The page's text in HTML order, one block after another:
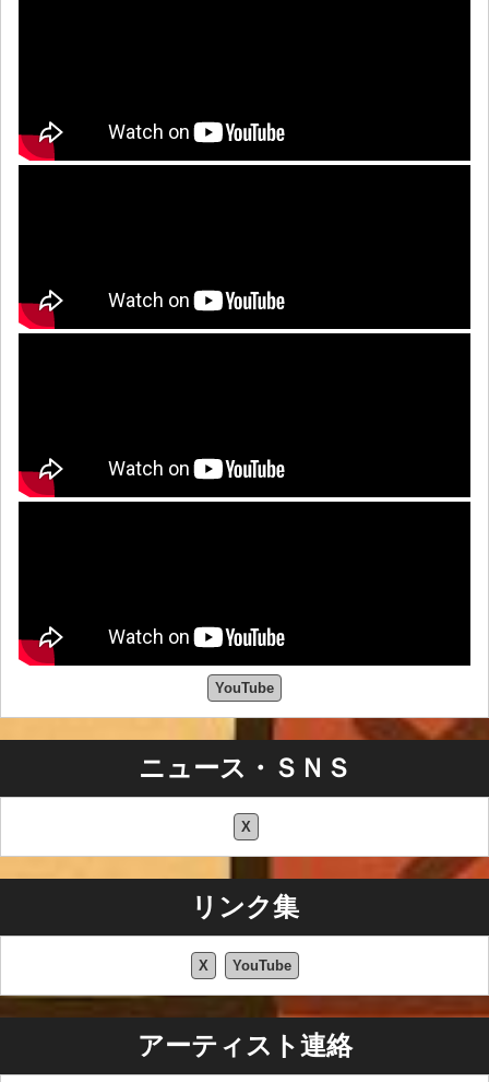
YouTube
ニュース・ＳＮＳ
X
リンク集
X YouTube
アーティスト連絡